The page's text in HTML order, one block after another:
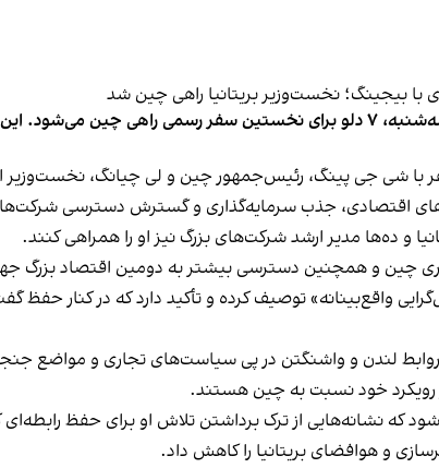
به چین به شمار می‌رود.
با شی جی پینگ، رئیس‌جمهور چین و لی چیانگ، نخست‌وزیر
اقتصادی، جذب سرمایه‌گذاری و گسترش دسترسی شرکت‌های
و ده‌ها مدیر ارشد شرکت‌های بزرگ نیز او را همراهی کنند.
چین و همچنین دسترسی بیشتر به دومین اقتصاد
واقع‌بینانه» توصیف کرده و تأکید دارد که در کنار
لندن و واشنگتن در پی سیاست‌های تجاری و مواضع
رویکرد خود نسبت به چین هستند.
که نشانه‌هایی از ترک برداشتن تلاش او برای حفظ
و هوافضای بریتانیا را کاهش داد.